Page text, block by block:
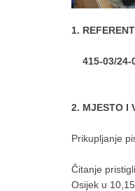
1.
415-03/24-
2. MJESTO I
Prikupljanje
Čitanje
Osijek u